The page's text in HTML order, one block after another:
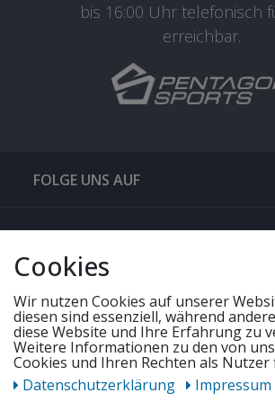
bis 16:00 Uhr telefonisch
erreichbar.
FOLGE UNS AUF
QUICKLINKS & TIPPS
UNSERE ANGEBOTE
Cookies
Wir nutzen Cookies auf unserer
diesen sind essenziell, während
diese Website und Ihre Erfahrung zu
Weitere Informationen zu den von
Cookies und Ihren Rechten als Nutzer
Daten­schutz­erklärung
Impressum